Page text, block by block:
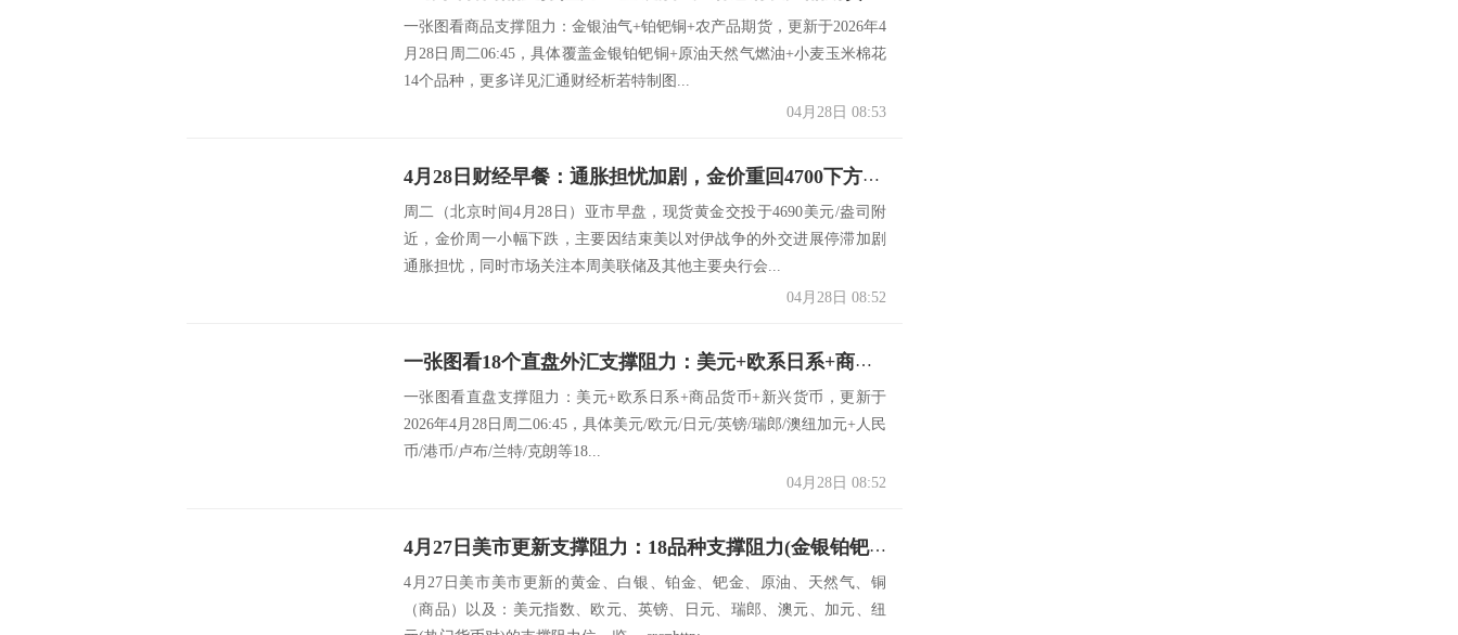
一张图看商品支撑阻力：金银油气+铂钯铜+农产品期货，更新于2026年4
月28日周二06:45，具体覆盖金银铂钯铜+原油天然气燃油+小麦玉米棉花
14个品种，更多详见汇通财经析若特制图...
04月28日 08:53
4月28日财经早餐：通胀担忧加剧，金价重回4700下方，全球供应紧张，油价创两周新高
周二（北京时间4月28日）亚市早盘，现货黄金交投于4690美元/盎司附
近，金价周一小幅下跌，主要因结束美以对伊战争的外交进展停滞加剧
通胀担忧，同时市场关注本周美联储及其他主要央行会...
04月28日 08:52
一张图看18个直盘外汇支撑阻力：美元+欧系日系+商品货币+新兴货币(2026年4月28日)
一张图看直盘支撑阻力：美元+欧系日系+商品货币+新兴货币，更新于
2026年4月28日周二06:45，具体美元/欧元/日元/英镑/瑞郎/澳纽加元+人民
币/港币/卢布/兰特/克朗等18...
04月28日 08:52
4月27日美市更新支撑阻力：18品种支撑阻力(金银铂钯原油天然气铜及十大货币对)
4月27日美市美市更新的黄金、白银、铂金、钯金、原油、天然气、铜
（商品）以及：美元指数、欧元、英镑、日元、瑞郎、澳元、加元、纽